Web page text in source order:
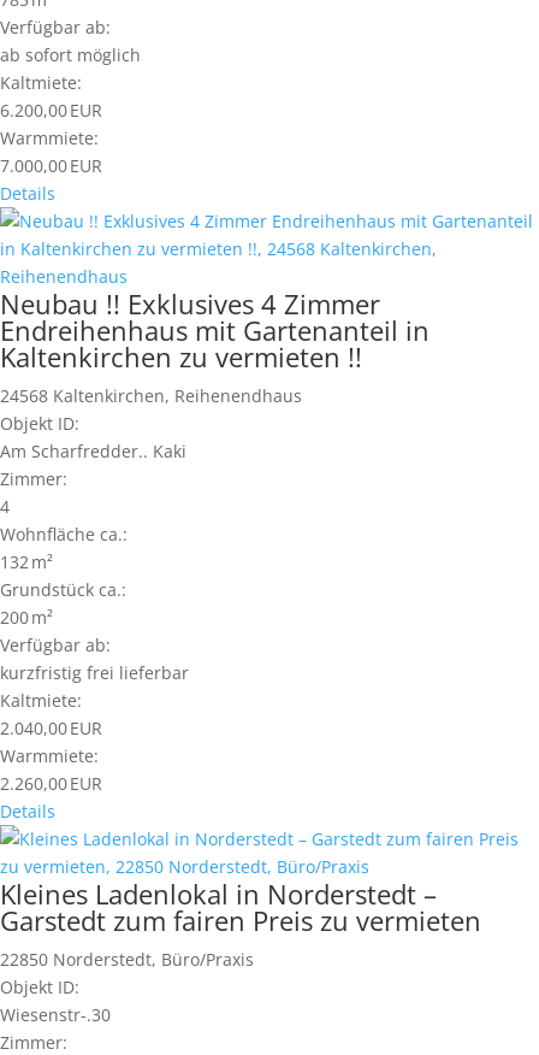
Verfügbar ab:
ab sofort möglich
Kaltmiete:
6.200,00 EUR
Warmmiete:
7.000,00 EUR
Details
Neubau !! Exklusives 4 Zimmer
Endreihenhaus mit Gartenanteil in
Kaltenkirchen zu vermieten !!
24568 Kaltenkirchen, Reihenendhaus
Objekt ID:
Am Scharfredder.. Kaki
Zimmer:
4
Wohnfläche ca.:
132 m²
Grund­stück ca.:
200 m²
Verfügbar ab:
kurzfristig frei lieferbar
Kaltmiete:
2.040,00 EUR
Warmmiete:
2.260,00 EUR
Details
Kleines Ladenlokal in Norderstedt –
Garstedt zum fairen Preis zu vermieten
22850 Norderstedt, Büro/Praxis
Objekt ID:
Wiesenstr-.30
Zimmer: